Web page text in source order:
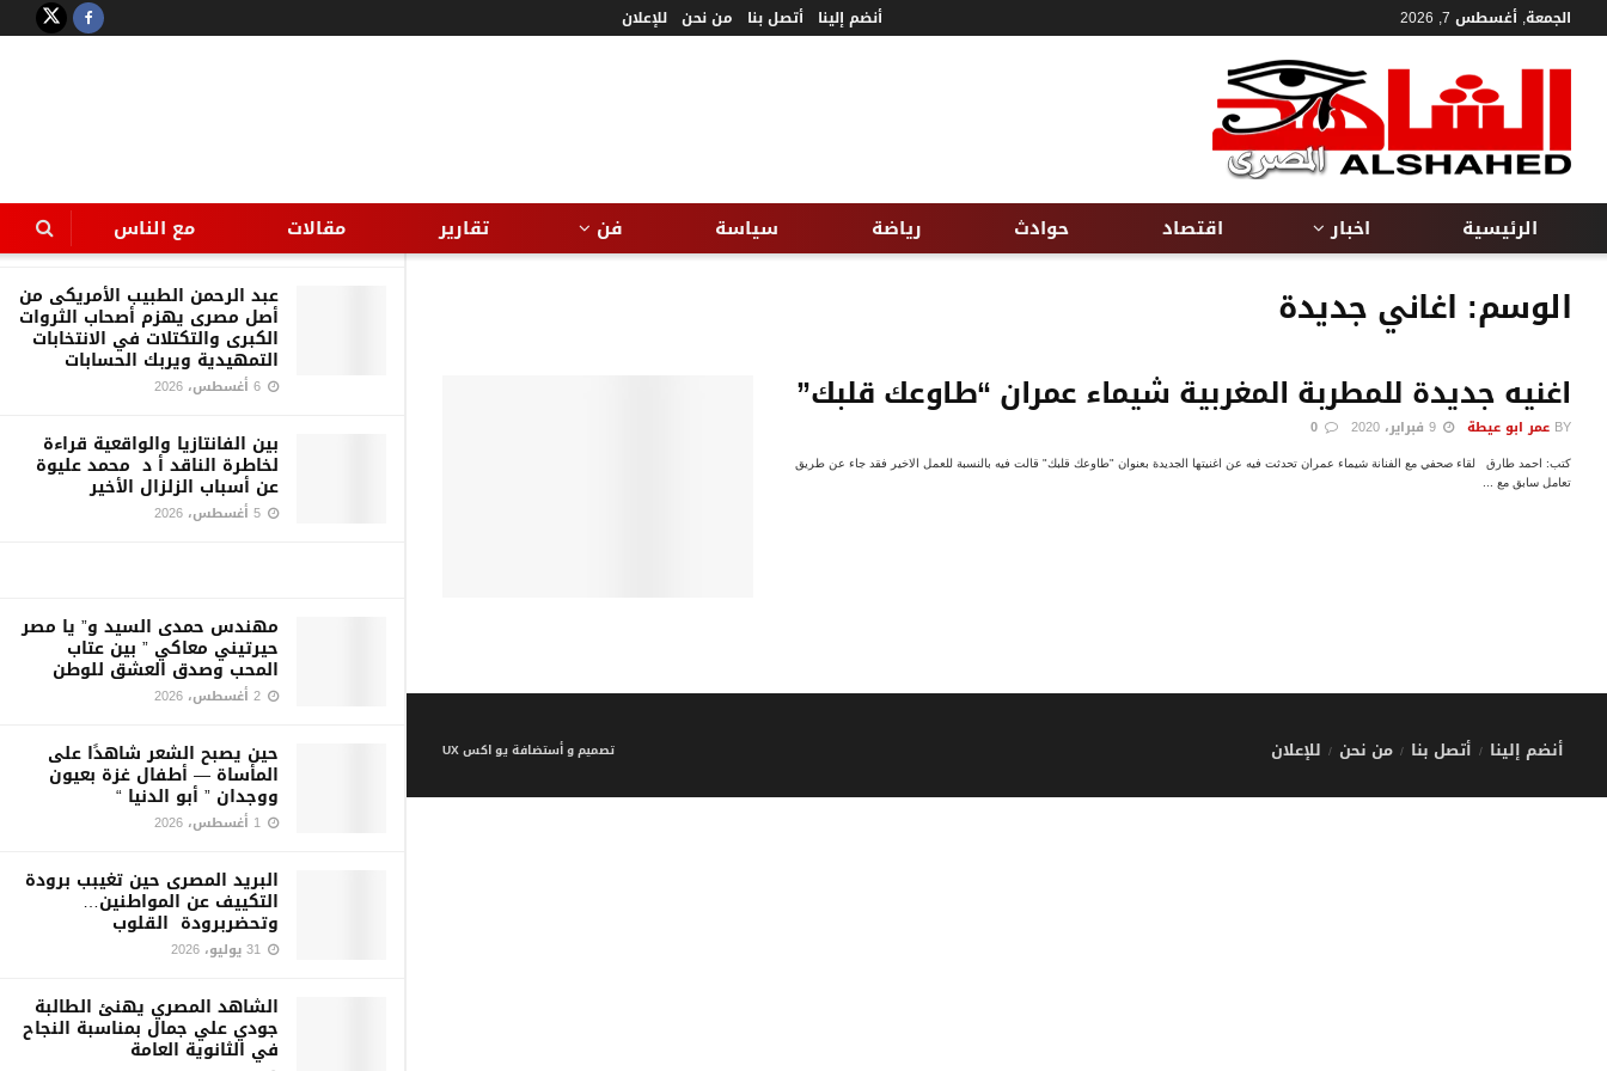
LATEST
ترى من يدير اللعبة؟
عبد الرحمن الطبيب الأمريكى من
أصل مصرى يهزم أصحاب الثروات
الكبرى والتكتلات في الانتخابات
التمهيدية ويربك الحسابات
بين الفانتازيا والواقعية قراءة
لخاطرة الناقد أ د محمد عليوة
عن أسباب الزلزال الأخير
مهندس حمدى السيد و” يا مصر
حيرتيني معاكي ” بين عتاب
المحب وصدق العشق للوطن
حين يصبح الشعر شاهدًا على
المأساة — أطفال غزة بعيون
ووجدان ” أبو الدنيا “
البريد المصرى حين تغيبب برودة
التكييف عن المواطنين…
وتحضربرودة القلوب
الشاهد المصري يهنئ الطالبة
جودي علي جمال بمناسبة النجاح
في الثانوية العامة
الجمعة, أغسطس 7, 2026 أنضم إلينا أتصل بنا من نحن للإعلان
الرئيسية اخبار اقتصاد حوادث رياضة سياسة فن تقارير مقالات مع الناس
الوسم: اغاني جديدة
اغنيه جديدة للمطربة المغربية شيماء عمران “طاوعك قلبك”
BY عمر ابو عيطة
كتب: احمد طارق لقاء صحفي مع الفنانة شيماء عمران تحدثت فيه عن اغنيتها الجديدة بعنوان "طاوعك قلبك" قالت فيه بالنسبة للعمل الاخير فقد جاء عن طريق
تعامل سابق مع ...
أنضم إلينا أتصل بنا من نحن للإعلان تصميم و أستضافة يو اكس UX